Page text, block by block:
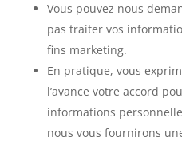
Vous pouvez nous
pas traiter vos
fins marketing.
En pratique, vous
l’avance votre accord
informations
nous vous fournirons